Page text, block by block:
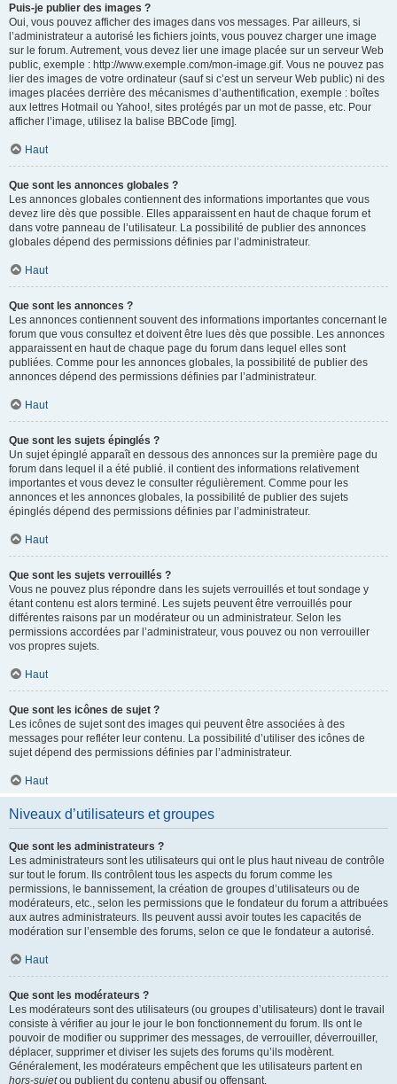
Puis-je publier des images ?
Oui, vous pouvez afficher des images dans vos messages. Par ailleurs, si
l’administrateur a autorisé les fichiers joints, vous pouvez charger une image
sur le forum. Autrement, vous devez lier une image placée sur un serveur Web
public, exemple : http://www.exemple.com/mon-image.gif. Vous ne pouvez pas
lier des images de votre ordinateur (sauf si c’est un serveur Web public) ni des
images placées derrière des mécanismes d’authentification, exemple : boîtes
aux lettres Hotmail ou Yahoo!, sites protégés par un mot de passe, etc. Pour
afficher l’image, utilisez la balise BBCode [img].
Haut
Que sont les annonces globales ?
Les annonces globales contiennent des informations importantes que vous
devez lire dès que possible. Elles apparaissent en haut de chaque forum et
dans votre panneau de l’utilisateur. La possibilité de publier des annonces
globales dépend des permissions définies par l’administrateur.
Haut
Que sont les annonces ?
Les annonces contiennent souvent des informations importantes concernant le
forum que vous consultez et doivent être lues dès que possible. Les annonces
apparaissent en haut de chaque page du forum dans lequel elles sont
publiées. Comme pour les annonces globales, la possibilité de publier des
annonces dépend des permissions définies par l’administrateur.
Haut
Que sont les sujets épinglés ?
Un sujet épinglé apparaît en dessous des annonces sur la première page du
forum dans lequel il a été publié. il contient des informations relativement
importantes et vous devez le consulter régulièrement. Comme pour les
annonces et les annonces globales, la possibilité de publier des sujets
épinglés dépend des permissions définies par l’administrateur.
Haut
Que sont les sujets verrouillés ?
Vous ne pouvez plus répondre dans les sujets verrouillés et tout sondage y
étant contenu est alors terminé. Les sujets peuvent être verrouillés pour
différentes raisons par un modérateur ou un administrateur. Selon les
permissions accordées par l’administrateur, vous pouvez ou non verrouiller
vos propres sujets.
Haut
Que sont les icônes de sujet ?
Les icônes de sujet sont des images qui peuvent être associées à des
messages pour refléter leur contenu. La possibilité d’utiliser des icônes de
sujet dépend des permissions définies par l’administrateur.
Haut
Niveaux d’utilisateurs et groupes
Que sont les administrateurs ?
Les administrateurs sont les utilisateurs qui ont le plus haut niveau de contrôle
sur tout le forum. Ils contrôlent tous les aspects du forum comme les
permissions, le bannissement, la création de groupes d’utilisateurs ou de
modérateurs, etc., selon les permissions que le fondateur du forum a attribuées
aux autres administrateurs. Ils peuvent aussi avoir toutes les capacités de
modération sur l’ensemble des forums, selon ce que le fondateur a autorisé.
Haut
Que sont les modérateurs ?
Les modérateurs sont des utilisateurs (ou groupes d’utilisateurs) dont le travail
consiste à vérifier au jour le jour le bon fonctionnement du forum. Ils ont le
pouvoir de modifier ou supprimer des messages, de verrouiller, déverrouiller,
déplacer, supprimer et diviser les sujets des forums qu’ils modèrent.
Généralement, les modérateurs empêchent que les utilisateurs partent en
hors-sujetou publient du contenu abusif ou offensant.